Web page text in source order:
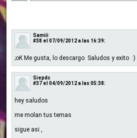
Samiii
#38 el 07/09/2012 a las 16:39:
;oK Me gusta, lo descargo. Saludos y exito :)
Siepdc
#37 el 04/09/2012 a las 05:38:
hey saludos
me molan tus temas
sigue asi ,